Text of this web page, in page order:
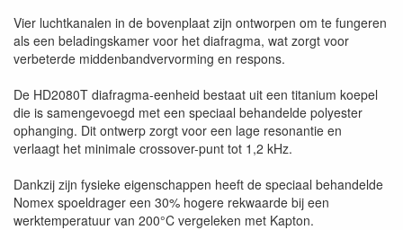
Vier luchtkanalen in de bovenplaat zijn ontworpen om te fungeren
als een beladingskamer voor het diafragma, wat zorgt voor
verbeterde middenbandvervorming en respons.
De HD2080T diafragma-eenheid bestaat uit een titanium koepel
die is samengevoegd met een speciaal behandelde polyester
ophanging. Dit ontwerp zorgt voor een lage resonantie en
verlaagt het minimale crossover-punt tot 1,2 kHz.
Dankzij zijn fysieke eigenschappen heeft de speciaal behandelde
Nomex spoeldrager een 30% hogere rekwaarde bij een
werktemperatuur van 200°C vergeleken met Kapton.